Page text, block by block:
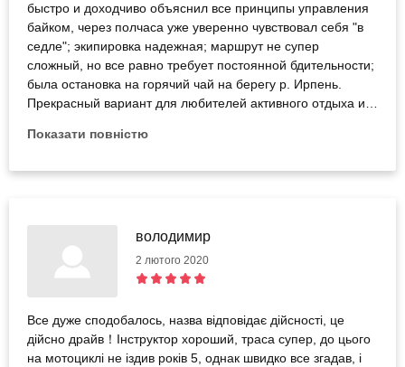
быстро и доходчиво объяснил все принципы управления
байком, через полчаса уже уверенно чувствовал себя "в
седле"; экипировка надежная; маршрут не супер
сложный, но все равно требует постоянной бдительности;
была остановка на горячий чай на берегу р. Ирпень.
Прекрасный вариант для любителей активного отдыха и
Показати повністю
володимир
2 лютого 2020
Все дуже сподобалось, назва відповідає дійсності, це
дійсно драйв！Інструктор хороший, траса супер, до цього
на мотоциклі не іздив років 5, однак швидко все згадав, і